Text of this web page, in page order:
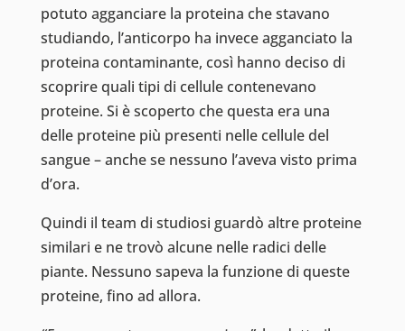
potuto agganciare la proteina che stavano
studiando, l’anticorpo ha invece agganciato la
proteina contaminante, così hanno deciso di
scoprire quali tipi di cellule contenevano
proteine. Si è scoperto che questa era una
delle proteine più presenti nelle cellule del
sangue – anche se nessuno l’aveva visto prima
d’ora.
Quindi il team di studiosi guardò altre proteine
similari e ne trovò alcune nelle radici delle
piante. Nessuno sapeva la funzione di queste
proteine, fino ad allora.